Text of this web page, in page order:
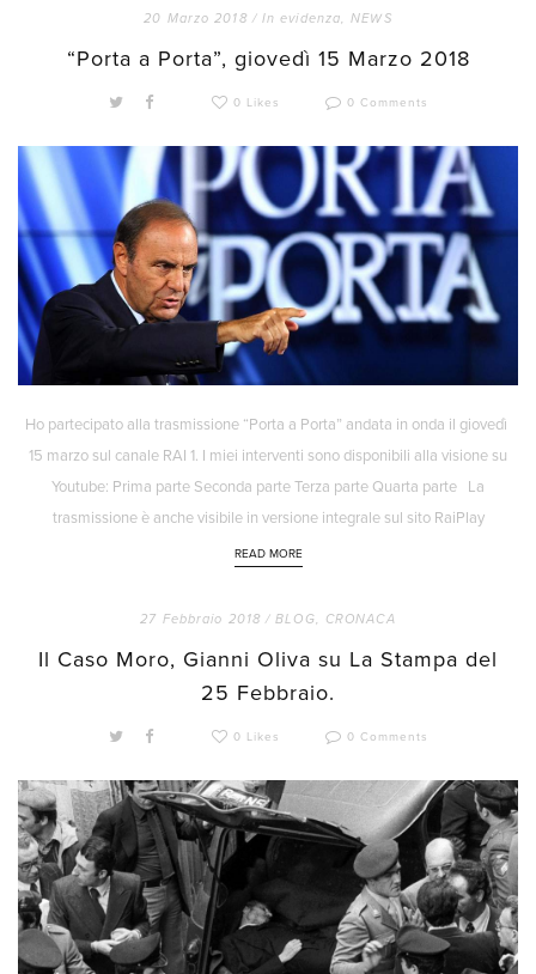
20 Marzo 2018 / In evidenza,NEWS
“Porta a Porta”, giovedì 15 Marzo 2018
0 Likes 0 Comments
Ho partecipato alla trasmissione “Porta a Porta” andata in onda il giovedì
15 marzo sul canale RAI 1. I miei interventi sono disponibili alla visione su
Youtube: Prima parte Seconda parte Terza parte Quarta parte La
trasmissione è anche visibile in versione integrale sul sito RaiPlay
READ MORE
27 Febbraio 2018 /BLOG, CRONACA
Il Caso Moro, Gianni Oliva su La Stampa del
25 Febbraio.
0 Likes 0 Comments